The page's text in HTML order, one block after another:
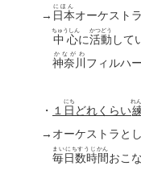
→ 日本
にほん
オーケストラ
中心
ちゅうしん
に活動
かつどう
して
神奈川
かながわ
フィルハ
・ １ 日
にち
どれくらい
れ
→オーケストラと
毎日数時間
まいにちすうじかん
おこ